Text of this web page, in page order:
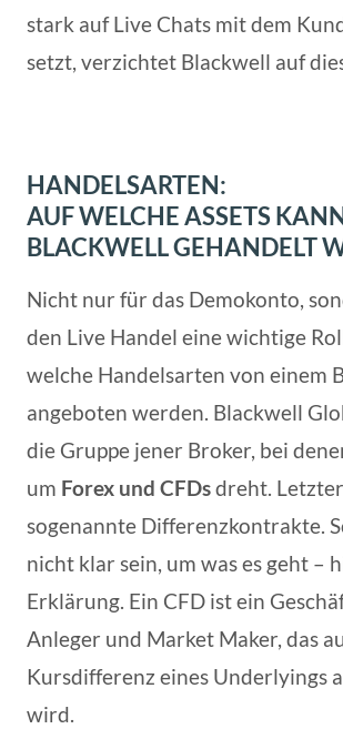
stark auf Live Chats mit dem
setzt, verzichtet Blackwell auf
HANDELSARTEN:
AUF WELCHE ASSETS
BLACKWELL GEHANDELT
Nicht nur für das Demokonto,
den Live Handel eine wichtige
welche Handelsarten von einem
angeboten werden. Blackwell
die Gruppe jener Broker, bei
um Forex und CFDsdreht.
sogenannte Differenzkontrakte.
nicht klar sein, um was es geht –
Erklärung. Ein CFD ist ein
Anleger und Market Maker, das
Kursdifferenz eines Underlyings
wird.